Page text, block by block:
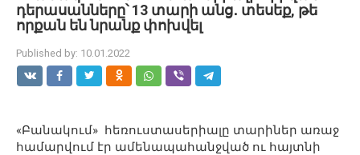
դերասանները՝ 13 տարի անց․ տեսեք, թե
որքան են նրանք փոխվել
Published by: 10.01.2022
«Բանակում» հեռուստասերիալը տարիներ առաջ
համարվում էր ամենապահանջված ու հայտնի